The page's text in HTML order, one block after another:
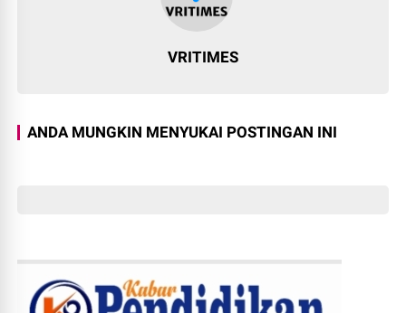
VRITIMES
ANDA MUNGKIN MENYUKAI POSTINGAN INI